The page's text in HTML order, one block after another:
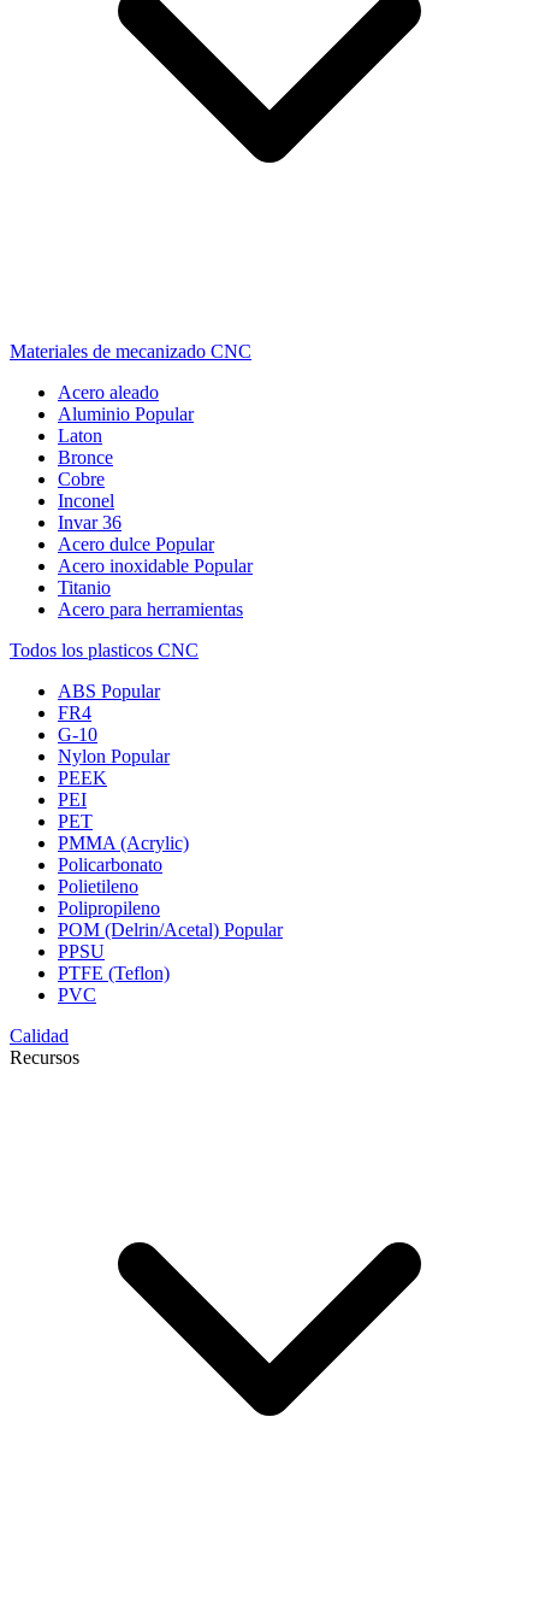
Materiales de mecanizado CNC
Acero aleado
Aluminio Popular
Laton
Bronce
Cobre
Inconel
Invar 36
Acero dulce Popular
Acero inoxidable Popular
Titanio
Acero para herramientas
Todos los plasticos CNC
ABS Popular
FR4
G-10
Nylon Popular
PEEK
PEI
PET
PMMA (Acrylic)
Policarbonato
Polietileno
Polipropileno
POM (Delrin/Acetal) Popular
PPSU
PTFE (Teflon)
PVC
Calidad
Recursos